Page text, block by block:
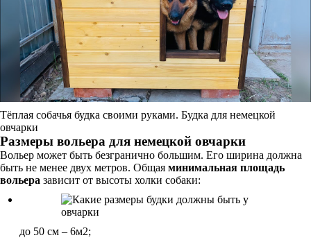
Тёплая собачья будка своими руками. Будка для немецкой
овчарки
Размеры вольера для немецкой овчарки
Вольер может быть безгранично большим. Его ширина должна
быть не менее двух метров. Общая минимальная площадь
вольера зависит от высоты холки собаки:
до 50 см – 6м2;